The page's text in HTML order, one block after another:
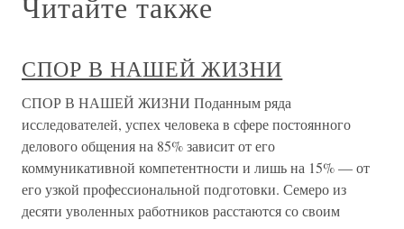
СПОР В НАШЕЙ ЖИЗНИ
СПОР В НАШЕЙ ЖИЗНИ Поданным ряда
исследователей, успех человека в сфере постоянного
делового общения на 85% зависит от его
коммуникативной компетентности и лишь на 15% — от
его узкой профессиональной подготовки. Семеро из
десяти уволенных работников расстаются со своим